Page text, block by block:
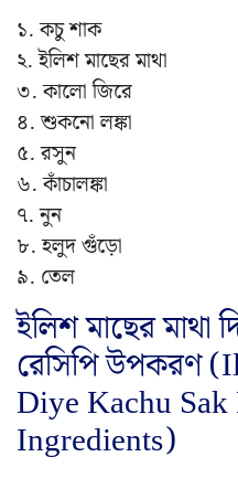
১. কচু শাক
২. ইলিশ মাছের মাথা
৩. কালো জিরে
৪. শুকনো লঙ্কা
৫. রসুন
৬. কাঁচালঙ্কা
৭. নুন
৮. হলুদ গুঁড়ো
৯. তেল
ইলিশ মাছের মাথা
রেসিপি উপকরণ
Diye Kachu Sak
Ingredients)